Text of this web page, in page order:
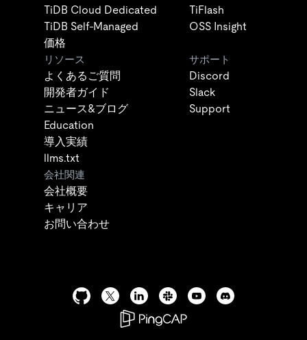
TiDB Cloud Dedicated
TiDB Self-Managed
価格
TiFlash
OSS Insight
リソース
よくあるご質問
開発者ガイド
ニュース&ブログ
Education
導入実績
llms.txt
サポート
Discord
Slack
Support
会社関連
会社概要
キャリア
お問い合わせ